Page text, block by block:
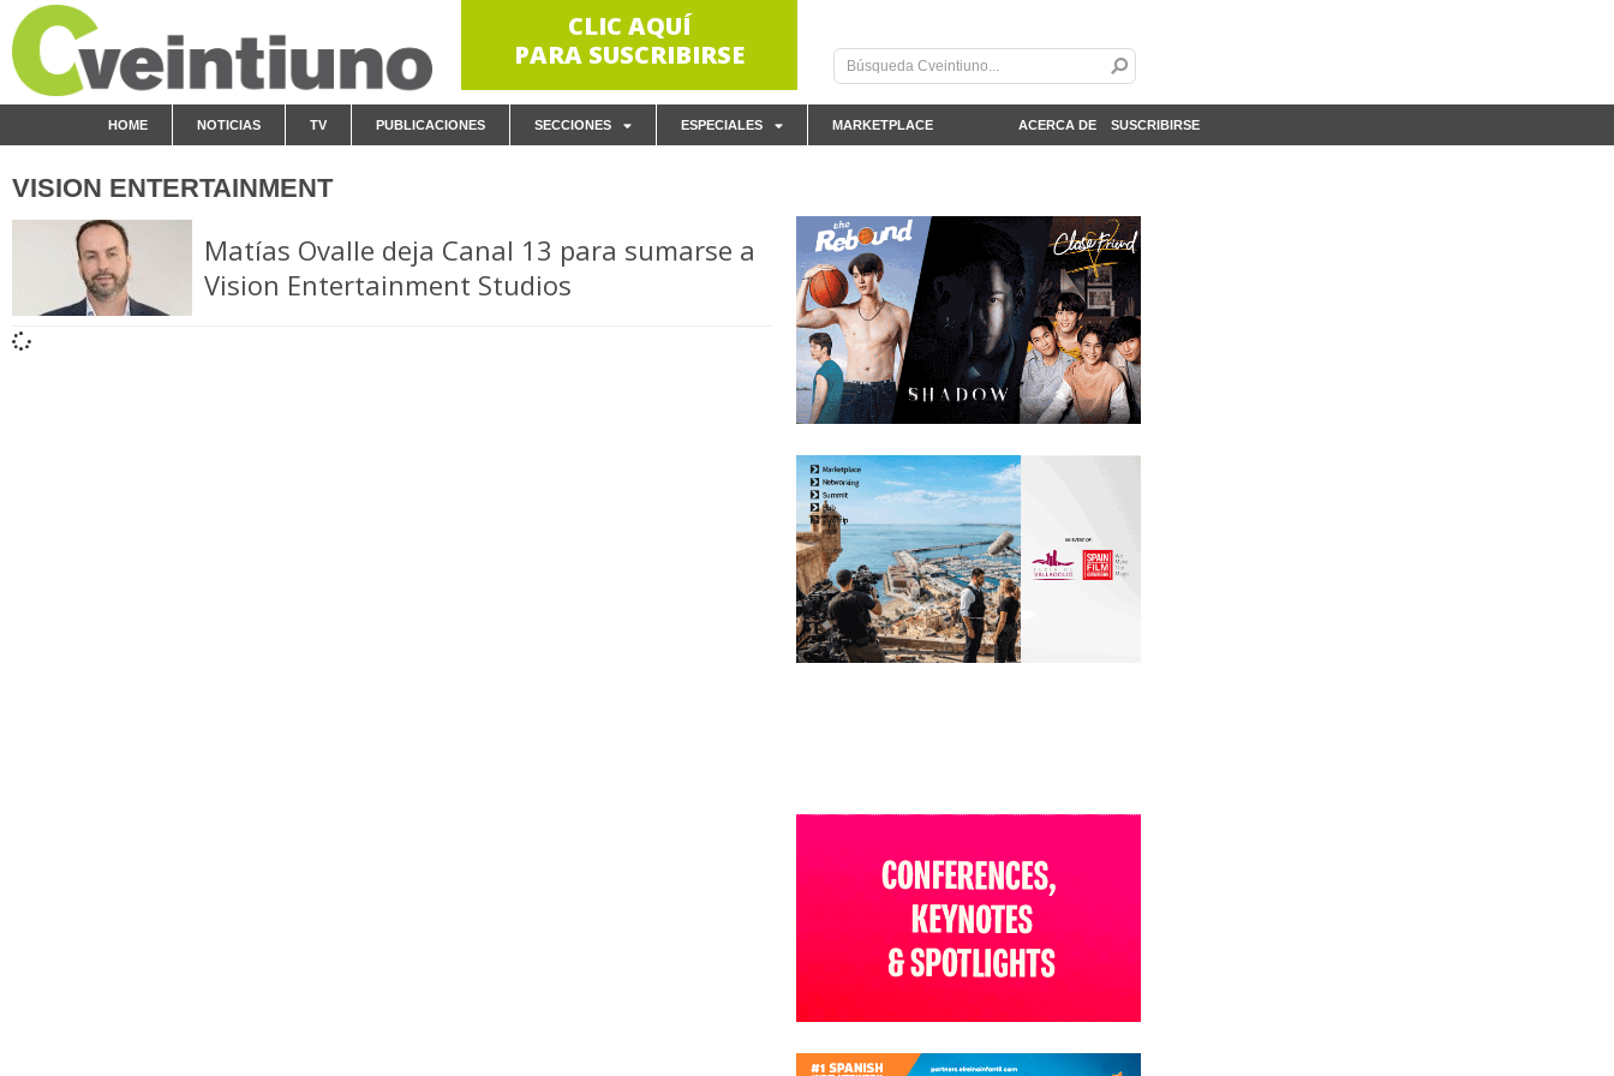
CLIC AQUÍ
PARA SUSCRIBIRSE
ACERCA DE
HOME NOTICIAS TV PUBLICACIONES SECCIONES ESPECIALES MARKETPLACE SUSCRIBIRSE
VISION ENTERTAINMENT
Matías Ovalle deja Canal 13 para sumarse a
Vision Entertainment Studios